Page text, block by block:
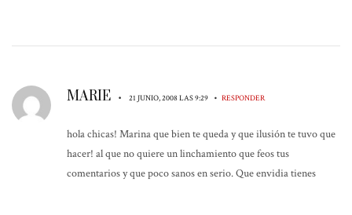
MARIE • 21 JUNIO, 2008 LAS 9:29 • RESPONDER
hola chicas! Marina que bien te queda y que ilusión te tuvo que
hacer! al que no quiere un linchamiento que feos tus
comentarios y que poco sanos en serio. Que envidia tienes